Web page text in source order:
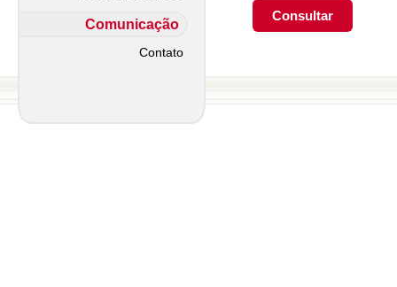
Comunicação
Contato